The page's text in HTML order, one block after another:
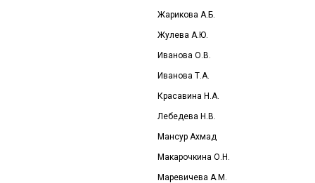
Жарикова А.Б.
Жулева А.Ю.
Иванова О.В.
Иванова Т.А.
Красавина Н.А.
Лебедева Н.В.
Мансур Ахмад
Макарочкина О.Н.
Маревичева А.М.